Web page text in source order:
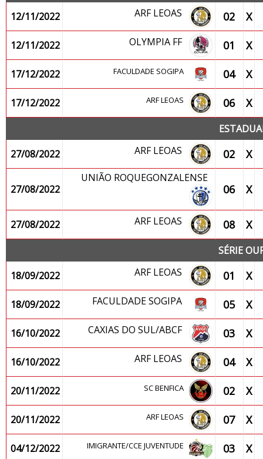
12/11/2022
ARF LEOAS 02 X
12/11/2022 OLYMPIA FF 01 X
17/12/2022 FACULDADE SOGIPA 04 X
17/12/2022 ARF LEOAS 06 X
27/08/2022
ARF LEOAS 02 X
27/08/2022
UNIÃO ROQUEGONZALENSE
06 X
27/08/2022 ARF LEOAS 08 X
SÉRIE
18/09/2022
ARF LEOAS 01 X
18/09/2022 FACULDADE SOGIPA 05 X
16/10/2022 CAXIAS DO SUL/ABCF 03 X
16/10/2022 ARF LEOAS 04 X
20/11/2022 SC BENFICA 02 X
20/11/2022 ARF LEOAS 07 X
04/12/2022 IMIGRANTE/CCE JUVENTUDE 03 X